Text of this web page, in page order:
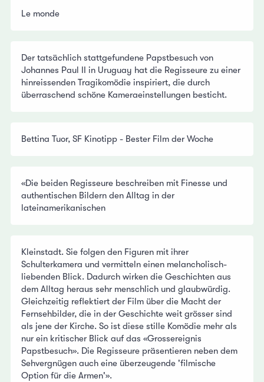
Le monde
Der tatsächlich stattgefundene Papstbesuch von
Johannes Paul II in Uruguay hat die Regisseure zu einer
hinreissenden Tragikomödie inspiriert, die durch
überraschend schöne Kameraeinstellungen besticht.
Bettina Tuor, SF Kinotipp - Bester Film der Woche
«Die beiden Regisseure beschreiben mit Finesse und
authentischen Bildern den Alltag in der
lateinamerikanischen
Kleinstadt. Sie folgen den Figuren mit ihrer
Schulterkamera und vermitteln einen melancholisch-
liebenden Blick. Dadurch wirken die Geschichten aus
dem Alltag heraus sehr menschlich und glaubwürdig.
Gleichzeitig reflektiert der Film über die Macht der
Fernsehbilder, die in der Geschichte weit grösser sind
als jene der Kirche. So ist diese stille Komödie mehr als
nur ein kritischer Blick auf das «Grossereignis
Papstbesuch». Die Regisseure präsentieren neben dem
Sehvergnügen auch eine überzeugende 'filmische
Option für die Armen'».